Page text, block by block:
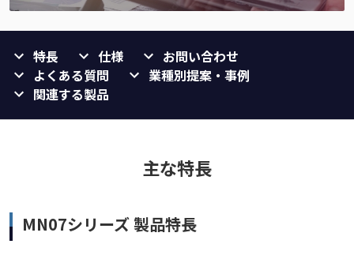
特長 仕様
お問い合わせ
よくある質問
業種別提案・事例
関連する製品
主な特長
MN07シリーズ 製品特長